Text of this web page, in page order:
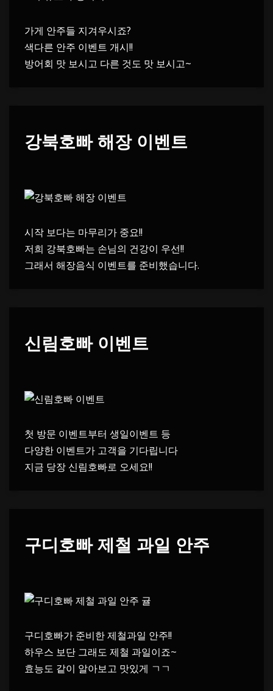
가게 안주들 지겨우시죠?
색다른 안주 이벤트 개시!!
방어회 맛 보시고 다른 것도 맛 보시고~
강북호빠 해장 이벤트
시작 보다는 마무리가 중요!!
저희 강북호빠는 손님의 건강이 우선!!
그래서 해장음식 이벤트를 준비했습니다.
신림호빠 이벤트
첫 방문 이벤트부터 생일이벤트 등
다양한 이벤트가 고객을 기다립니다
지금 당장 신림호빠로 오세요!!
구디호빠 제철 과일 안주
구디호빠가 준비한 제철과일 안주!!
하우스 보단 그래도 제철 과일이죠~
효능도 같이 알아보고 맛있게 ㄱㄱ